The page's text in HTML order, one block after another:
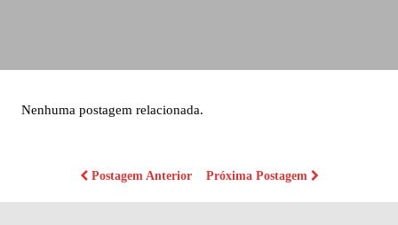
Nenhuma postagem relacionada.
Postagem Anterior Próxima Postagem